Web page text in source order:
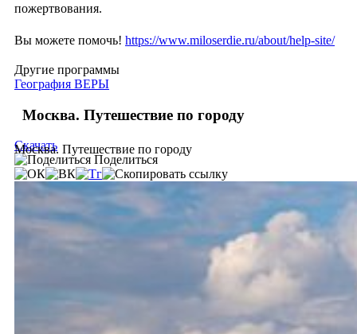
пожертвования.
Вы можете помочь! https://www.miloserdie.ru/about/help-site/
Другие программы
География ВЕРЫ
Москва. Путешествие по городу
Москва. Путешествие по городу
Скачать
Поделиться